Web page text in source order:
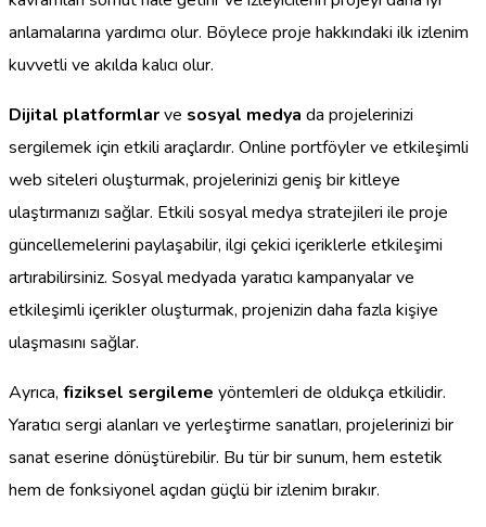
anlamalarına yardımcı olur. Böylece proje hakkındaki ilk izlenim
kuvvetli ve akılda kalıcı olur.
Dijital platformlarve sosyal medya da projelerinizi
sergilemek için etkili araçlardır. Online portföyler ve etkileşimli
web siteleri oluşturmak, projelerinizi geniş bir kitleye
ulaştırmanızı sağlar. Etkili sosyal medya stratejileri ile proje
güncellemelerini paylaşabilir, ilgi çekici içeriklerle etkileşimi
artırabilirsiniz. Sosyal medyada yaratıcı kampanyalar ve
etkileşimli içerikler oluşturmak, projenizin daha fazla kişiye
ulaşmasını sağlar.
Ayrıca, fiziksel sergileme yöntemleri de oldukça etkilidir.
Yaratıcı sergi alanları ve yerleştirme sanatları, projelerinizi bir
sanat eserine dönüştürebilir. Bu tür bir sunum, hem estetik
hem de fonksiyonel açıdan güçlü bir izlenim bırakır.